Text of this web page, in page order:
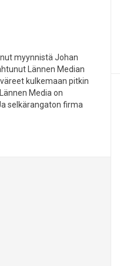
myynnistä Johan
Lännen Median
kulkemaan pitkin
Media on
selkärangaton firma